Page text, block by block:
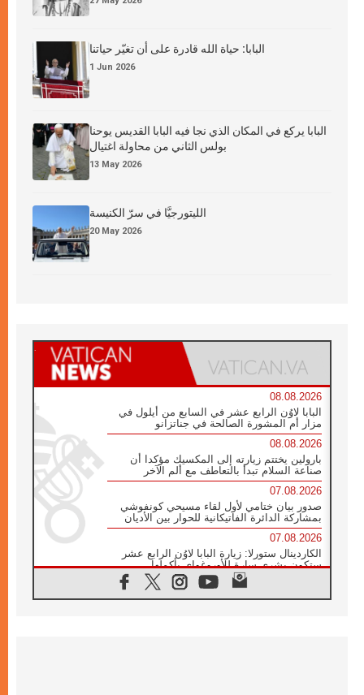
البابا: حياة الله قادرة على أن تغيّر حياتنا
1 Jun 2026
البابا يركع في المكان الذي نجا فيه البابا القديس يوحنا
بولس الثاني من محاولة اغتيال
13 May 2026
الليتورجيَّا في سرّ الكنيسة
20 May 2026
08.08.2026
البابا لاوُن الرابع عشر في السابع من أيلول في
مزار أم المشورة الصالحة في جناتزانو
08.08.2026
بارولين يختتم زيارته إلى المكسيك مؤكدا أن
صناعة السلام تبدأ بالتعاطف مع ألم الآخر
07.08.2026
صدور بيان ختامي لأول لقاء مسيحي كونفوشي
بمشاركة الدائرة الفاتيكانية للحوار بين الأديان
07.08.2026
الكاردينال ستورلا: زيارة البابا لاوُن الرابع عشر
ستكون بشرى سارة للأوروغواي بأكملها
الفاتيكان يعلن برنامج الزيارة الرسولية للبابا لاوُن